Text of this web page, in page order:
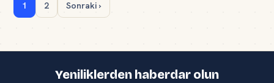
1 2 Sonraki ›
Yeniliklerden haberdar olun